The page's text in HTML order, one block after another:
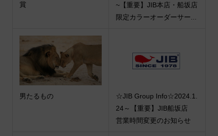
賞
~【重要】JIB本店・船坂店
限定カラーオーダーサー...
男たるもの
☆JIB Group Info☆2024.1.
24～【重要】JIB船坂店
営業時間変更のお知らせ